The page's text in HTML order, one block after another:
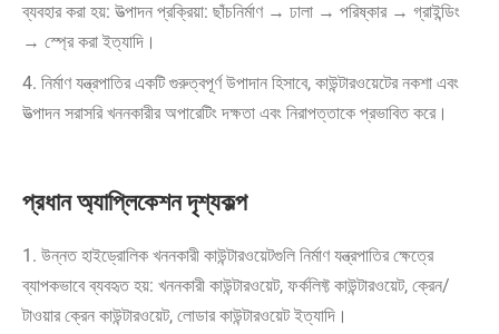
ব্যবহার করা হয়: উত্পাদন প্রক্রিয়া: ছাঁচনির্মাণ → ঢালা → পরিষ্কার → গ্রাইন্ডিং
→ স্প্রে করা ইত্যাদি।
4. নির্মাণ যন্ত্রপাতির একটি গুরুত্বপূর্ণ উপাদান হিসাবে, কাউন্টারওয়েটের নকশা এবং
উত্পাদন সরাসরি খননকারীর অপারেটিং দক্ষতা এবং নিরাপত্তাকে প্রভাবিত করে।
প্রধান অ্যাপ্লিকেশন দৃশ্যকল্প
1. উন্নত হাইড্রোলিক খননকারী কাউন্টারওয়েটগুলি নির্মাণ যন্ত্রপাতির ক্ষেত্রে
ব্যাপকভাবে ব্যবহৃত হয়: খননকারী কাউন্টারওয়েট, ফর্কলিফ্ট কাউন্টারওয়েট, ক্রেন/
টাওয়ার ক্রেন কাউন্টারওয়েট, লোডার কাউন্টারওয়েট ইত্যাদি।